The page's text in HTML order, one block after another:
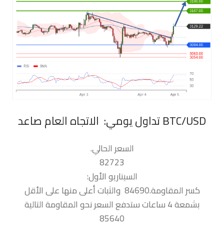
السعر الحالي.
82723
السيناريو الأول:
كسر المقاومة.84690 والثبات أعلى منها على الأقل
بشمعة 4 ساعات ستدفع السعر نحو المقاومة التالية
85640